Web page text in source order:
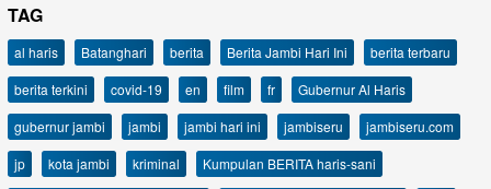
TAG
al haris Batanghari berita Berita Jambi Hari Ini
berita terbaru
berita terkini
covid-19 en film fr
Gubernur Al Haris
gubernur jambi
jambi jambi hari ini jambiseru
jambiseru.com
jp
kota jambi kriminal
Kumpulan BERITA haris-sani